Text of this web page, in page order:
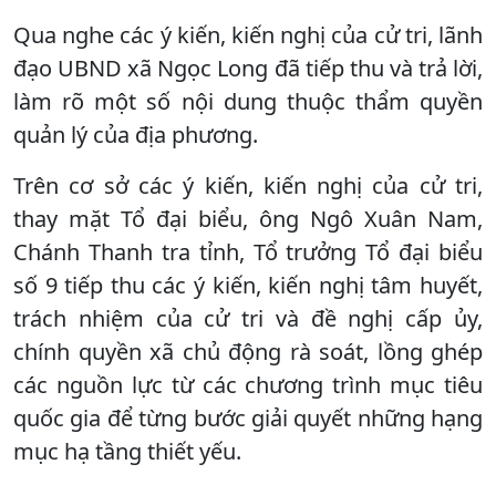
Qua nghe các ý kiến, kiến nghị của cử tri, lãnh
đạo UBND xã Ngọc Long đã tiếp thu và trả lời,
làm rõ một số nội dung thuộc thẩm quyền
quản lý của địa phương.
Trên cơ sở các ý kiến, kiến nghị của cử tri,
thay mặt Tổ đại biểu, ông Ngô Xuân Nam,
Chánh Thanh tra tỉnh, Tổ trưởng Tổ đại biểu
số 9 tiếp thu các ý kiến, kiến nghị tâm huyết,
trách nhiệm của cử tri và đề nghị cấp ủy,
chính quyền xã chủ động rà soát, lồng ghép
các nguồn lực từ các chương trình mục tiêu
quốc gia để từng bước giải quyết những hạng
mục hạ tầng thiết yếu.